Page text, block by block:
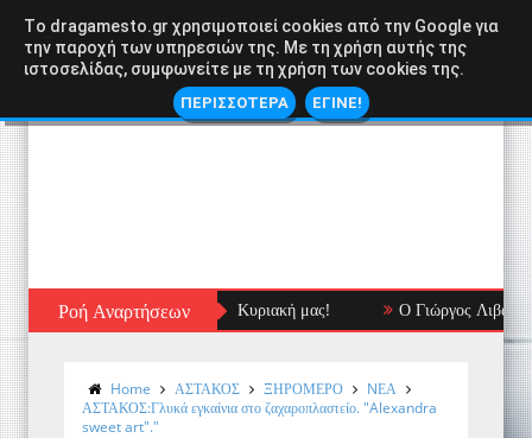
Ροή Αναρτήσεων Ο Γιώργος Λιβάνης Live στον
Home ΑΣΤΑΚΟΣ ΞΗΡΟΜΕΡΟ
NΕΑ
ΑΣΤΑΚΟΣ:Γλυκά εγκαίνια στο ζαχαροπλαστείο. "Alexandra
sweet art"."
Tο dragamesto.gr χρησιμοποιεί cookies από την Google για
την παροχή των υπηρεσιών της. Με τη χρήση αυτής της
ιστοσελίδας, συμφωνείτε με τη χρήση των cookies της.
ΠΕΡΙΣΣΟΤΕΡΑ ΕΓΙΝΕ!